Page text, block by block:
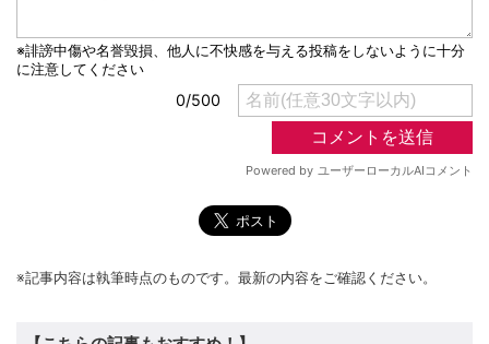
※記事内容は執筆時点のものです。最新の内容をご確認ください。